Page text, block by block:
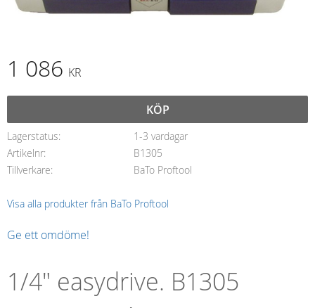
1 086 KR
KÖP
Lagerstatus
1-3 vardagar
Artikelnr
B1305
Tillverkare
BaTo Proftool
Visa alla produkter från BaTo Proftool
Ge ett omdöme!
1/4" easydrive. B1305